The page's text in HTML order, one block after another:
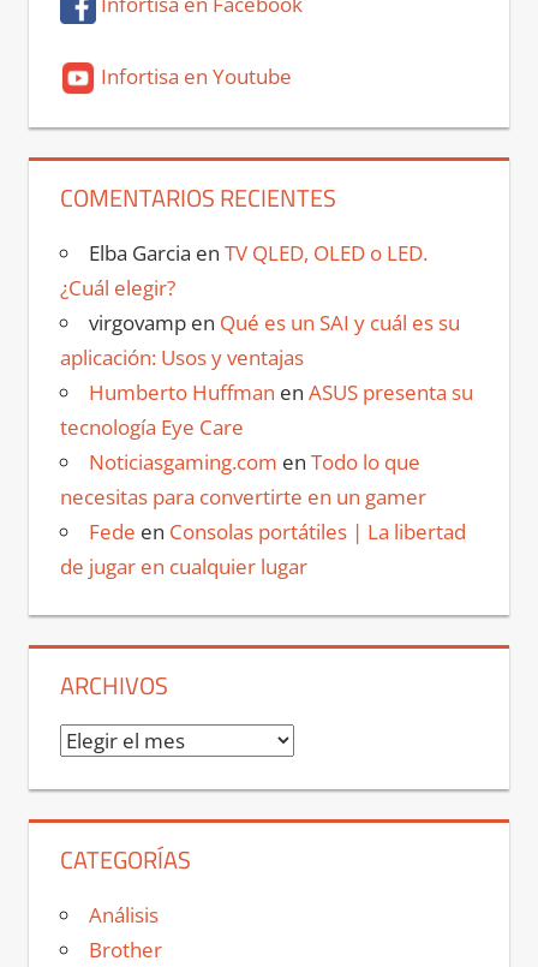
Infortisa en Youtube
COMENTARIOS RECIENTES
Elba Garcia en TV QLED, OLED o LED.
¿Cuál elegir?
virgovampen Qué es un SAI y cuál es su
aplicación: Usos y ventajas
Humberto Huffman en ASUS presenta su
tecnología Eye Care
Noticiasgaming.com en Todo lo que
necesitas para convertirte en un gamer
Fede en Consolas portátiles | La libertad
de jugar en cualquier lugar
ARCHIVOS
Archivos
CATEGORÍAS
Análisis
Brother